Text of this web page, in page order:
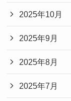
2025年10月
2025年9月
2025年8月
2025年7月